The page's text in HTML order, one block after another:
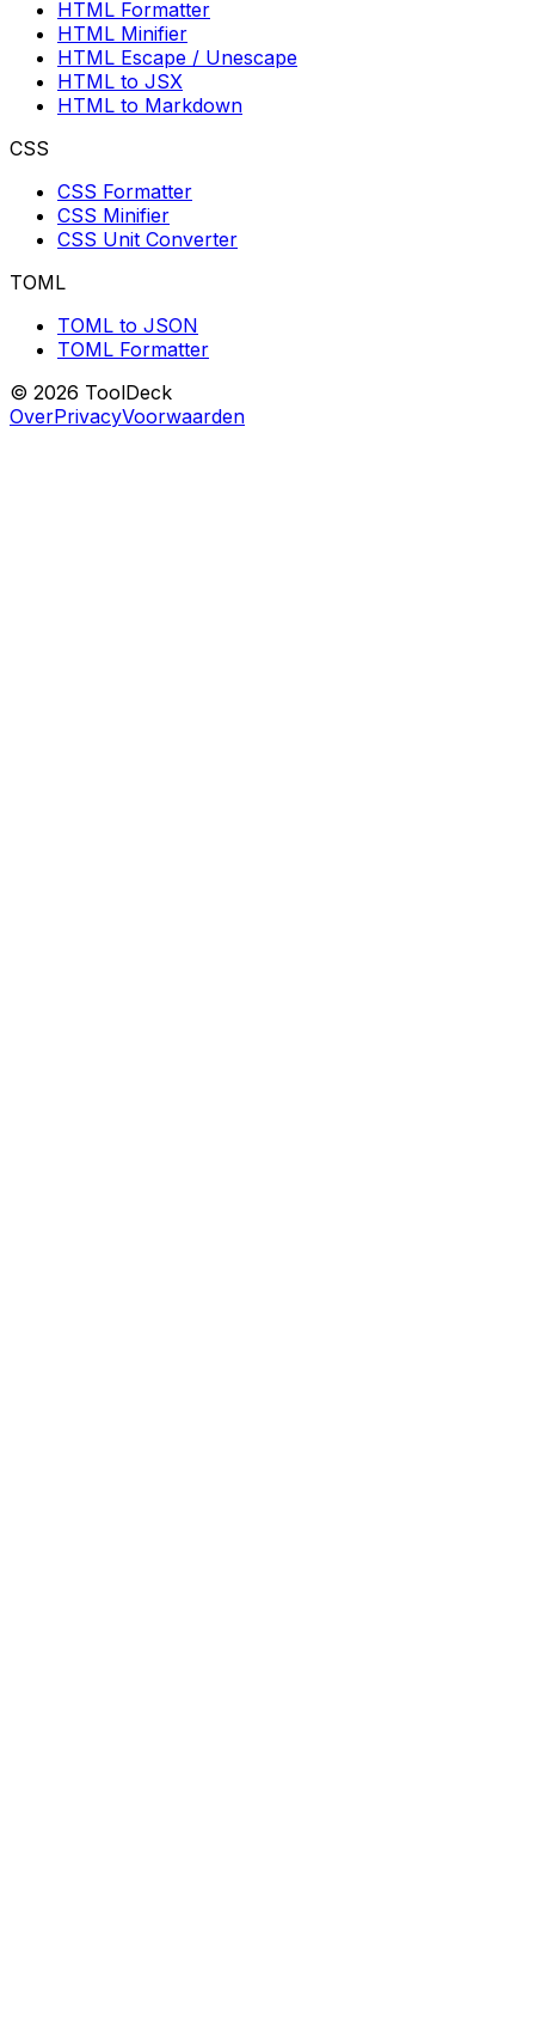
HTML Formatter
HTML Minifier
HTML Escape / Unescape
HTML to JSX
HTML to Markdown
CSS
CSS Formatter
CSS Minifier
CSS Unit Converter
TOML
TOML to JSON
TOML Formatter
© 2026 ToolDeck
OverPrivacyVoorwaarden